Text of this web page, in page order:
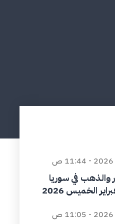
والذهب في سوريا